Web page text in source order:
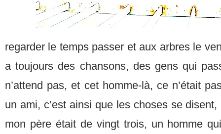
regarder le temps passer et aux arbres le
a toujours des chansons, des gens qui
n’attend pas, et cet homme-là, ce n’était
un ami, c’est ainsi que les choses se
mon père était de vingt trois, un homme